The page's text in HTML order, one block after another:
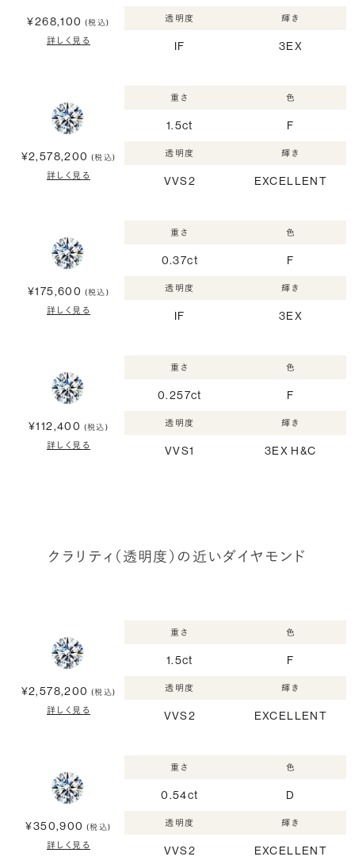
¥268,100 (税込)
詳しく見る
透明度
IF
輝き
3EX
¥2,578,200 (税込)
詳しく見る
重さ
1.5ct
色
F
透明度
VVS2
輝き
EXCELLENT
¥175,600 (税込)
詳しく見る
重さ
0.37ct
色
F
透明度
IF
輝き
3EX
¥112,400 (税込)
詳しく見る
重さ
0.257ct
色
F
透明度
VVS1
輝き
3EX H&C
クラリティ（透明度）の近いダイヤモンド
¥2,578,200 (税込)
詳しく見る
重さ
1.5ct
色
F
透明度
VVS2
輝き
EXCELLENT
¥350,900 (税込)
詳しく見る
重さ
0.54ct
色
D
透明度
VVS2
輝き
EXCELLENT